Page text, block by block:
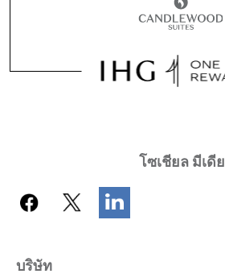
โซเชียล มีเดีย
บริษัท